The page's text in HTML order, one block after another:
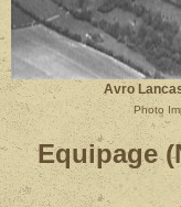
Avro
Photo
Equipage